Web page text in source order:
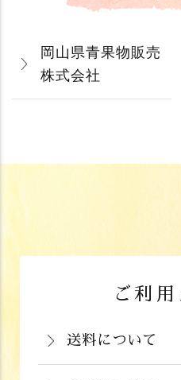
岡山県青果物販売
株式会社
ご利
送料について
岡山県：704円(税込)